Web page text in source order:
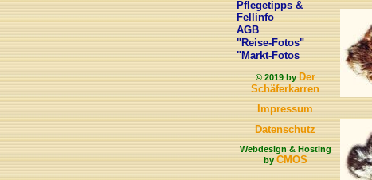
Pflegetipps &
Fellinfo
AGB
"Reise-Fotos"
"Markt-Fotos
© 2019 byDer
Schäferkarren
Impressum
Datenschutz
Webdesign & Hosting
byCMOS